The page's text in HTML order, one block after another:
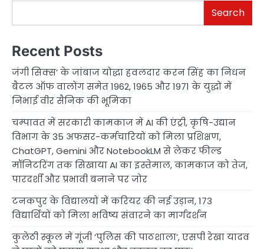
Search
Recent Posts
जंगी सिक्स’ के जांबाज योद्धा हवलदार करन सिंह का निधन
बैटल ऑफ वालोंग समेत 1962, 1965 और 1971 के युद्धों में
निभाई वीर सैनिक की भूमिका
चम्पावत में सरकारी कामकाज में AI की एंट्री, कृषि-उद्यान
विभाग के 35 अफसर-कर्मचारियों को मिला प्रशिक्षण,
ChatGPT, Gemini और NotebookLM से लेकर फील्ड
मॉनिटरिंग तक सिखाया AI का इस्तेमाल, कामकाज को तेज,
पारदर्शी और प्रभावी बनाने पर जोर
टनकपुर के विद्यालयों में करियर की नई उड़ान, 173
विद्यार्थियों को मिला भविष्य संवारने का मार्गदर्शन
कुलेठी स्कूल में गूंजी ‘पुलिस की पाठशाला’, एसपी रेखा यादव